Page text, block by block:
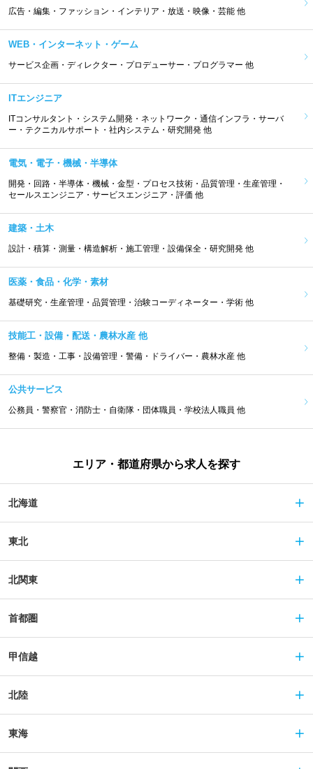
広告・編集・ファッション・インテリア・放送・映像・芸能 他
WEB・インターネット・ゲーム
サービス企画・ディレクター・プロデューサー・プログラマー 他
ITエンジニア
ITコンサルタント・システム開発・ネットワーク・通信インフラ・サーバ
ー・テクニカルサポート・社内システム・研究開発 他
電気・電子・機械・半導体
開発・回路・半導体・機械・金型・プロセス技術・品質管理・生産管理・
セールスエンジニア・サービスエンジニア・評価 他
建築・土木
設計・積算・測量・構造解析・施工管理・設備保全・研究開発 他
医薬・食品・化学・素材
基礎研究・生産管理・品質管理・治験コーディネーター・学術 他
技能工・設備・配送・農林水産 他
整備・製造・工事・設備管理・警備・ドライバー・農林水産 他
公共サービス
公務員・警察官・消防士・自衛隊・団体職員・学校法人職員 他
エリア・都道府県から求人を探す
北海道
東北
北関東
首都圏
甲信越
北陸
東海